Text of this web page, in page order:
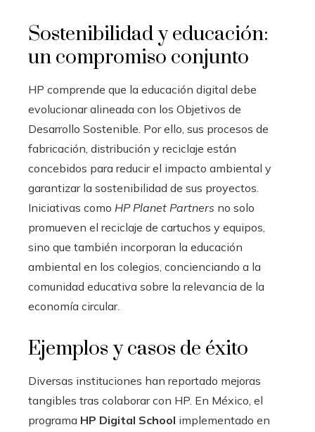
Sostenibilidad y educación:
un compromiso conjunto
HP comprende que la educación digital debe
evolucionar alineada con los Objetivos de
Desarrollo Sostenible. Por ello, sus procesos de
fabricación, distribución y reciclaje están
concebidos para reducir el impacto ambiental y
garantizar la sostenibilidad de sus proyectos.
Iniciativas como HP Planet Partners no solo
promueven el reciclaje de cartuchos y equipos,
sino que también incorporan la educación
ambiental en los colegios, concienciando a la
comunidad educativa sobre la relevancia de la
economía circular.
Ejemplos y casos de éxito
Diversas instituciones han reportado mejoras
tangibles tras colaborar con HP. En México, el
programa HP Digital School implementado en